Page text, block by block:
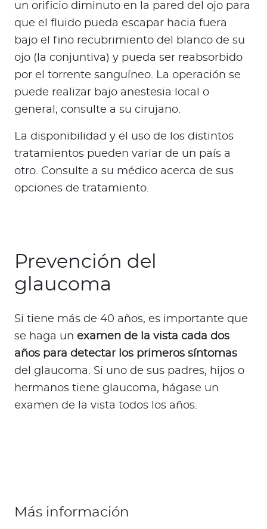
un orificio diminuto en la pared del ojo para
que el fluido pueda escapar hacia fuera
bajo el fino recubrimiento del blanco de su
ojo (la conjuntiva) y pueda ser reabsorbido
por el torrente sanguíneo. La operación se
puede realizar bajo anestesia local o
general; consulte a su cirujano.
La disponibilidad y el uso de los distintos
tratamientos pueden variar de un país a
otro. Consulte a su médico acerca de sus
opciones de tratamiento.
Prevención del
glaucoma
Si tiene más de 40 años, es importante que
se haga un examen de la vista cada dos
años para detectar los primeros síntomas
del glaucoma. Si uno de sus padres, hijos o
hermanos tiene glaucoma, hágase un
examen de la vista todos los años.
Más información